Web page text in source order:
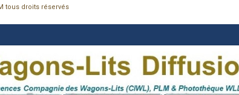
tous droits réservés